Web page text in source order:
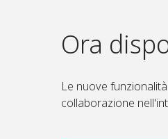
Ora
Le nuove
collaborazione